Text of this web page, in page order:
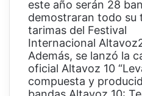
este año serán 28
demostraran todo su
tarimas del Festival
Internacional
Además, se lanzó la
oficial Altavoz 10
compuesta y